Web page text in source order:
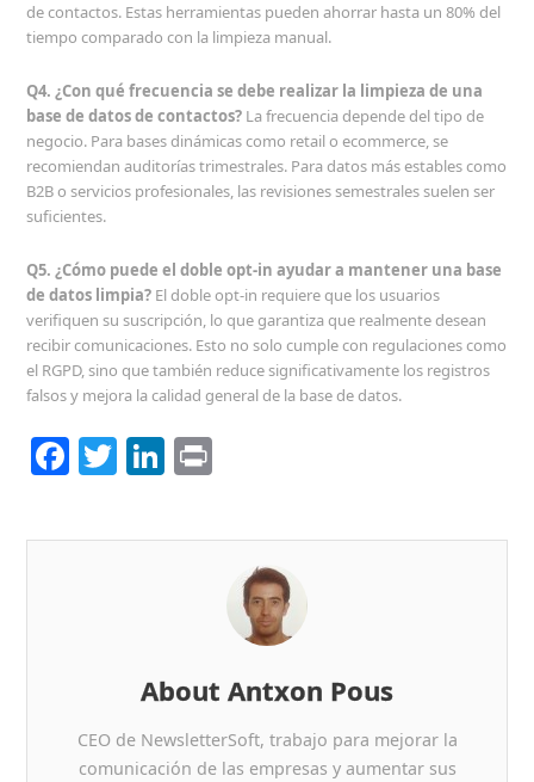
de contactos. Estas herramientas pueden ahorrar hasta un 80% del
tiempo comparado con la limpieza manual.
Q4. ¿Con qué frecuencia se debe realizar la limpieza de una
base de datos de contactos? La frecuencia depende del tipo de
negocio. Para bases dinámicas como retail o ecommerce, se
recomiendan auditorías trimestrales. Para datos más estables como
B2B o servicios profesionales, las revisiones semestrales suelen ser
suficientes.
Q5. ¿Cómo puede el doble opt-in ayudar a mantener una base
de datos limpia? El doble opt-in requiere que los usuarios
verifiquen su suscripción, lo que garantiza que realmente desean
recibir comunicaciones. Esto no solo cumple con regulaciones como
el RGPD, sino que también reduce significativamente los registros
falsos y mejora la calidad general de la base de datos.
F
c
k
T
itt
Li
k t
About Antxon Pous
CEO de NewsletterSoft, trabajo para mejorar la
comunicación de las empresas y aumentar sus